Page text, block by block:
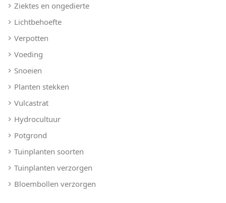
Ziektes en ongedierte
Lichtbehoefte
Verpotten
Voeding
Snoeien
Planten stekken
Vulcastrat
Hydrocultuur
Potgrond
Tuinplanten soorten
Tuinplanten verzorgen
Bloembollen verzorgen